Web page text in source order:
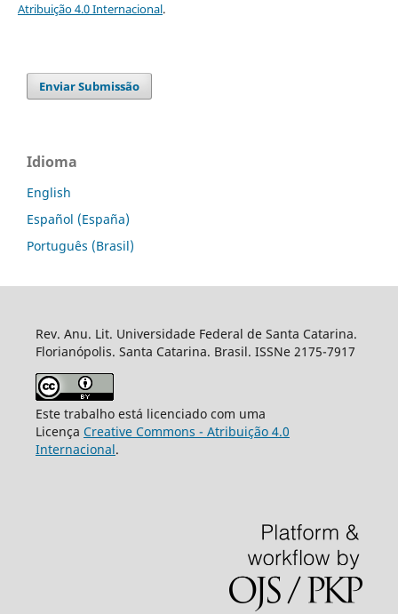
Atribuição 4.0 Internacional.
Enviar Submissão
Idioma
English
Español (España)
Português (Brasil)
Rev. Anu. Lit. Universidade Federal de Santa Catarina.
Florianópolis. Santa Catarina. Brasil. ISSNe 2175-7917
Este trabalho está licenciado com uma
Licença Creative Commons - Atribuição 4.0
Internacional.